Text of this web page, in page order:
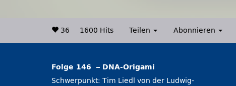
36 1600 Hits Teilen Abonnieren
Folge 146 – DNA-Origami
Schwerpunkt: Tim Liedl von der Ludwig-
entdeckt | Wie aus wenigen Teilchen ein